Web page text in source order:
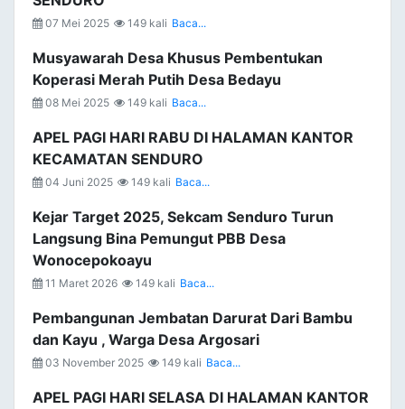
07 Mei 2025 149 kali Baca...
Musyawarah Desa Khusus Pembentukan
Koperasi Merah Putih Desa Bedayu
08 Mei 2025 149 kali Baca...
APEL PAGI HARI RABU DI HALAMAN KANTOR
KECAMATAN SENDURO
04 Juni 2025 149 kali Baca...
Kejar Target 2025, Sekcam Senduro Turun
Langsung Bina Pemungut PBB Desa
Wonocepokoayu
11 Maret 2026 149 kali Baca...
Pembangunan Jembatan Darurat Dari Bambu
dan Kayu , Warga Desa Argosari
03 November 2025 149 kali Baca...
APEL PAGI HARI SELASA DI HALAMAN KANTOR